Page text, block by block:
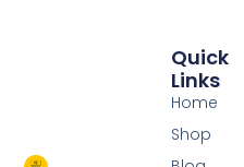
Quick
Links
Home
Shop